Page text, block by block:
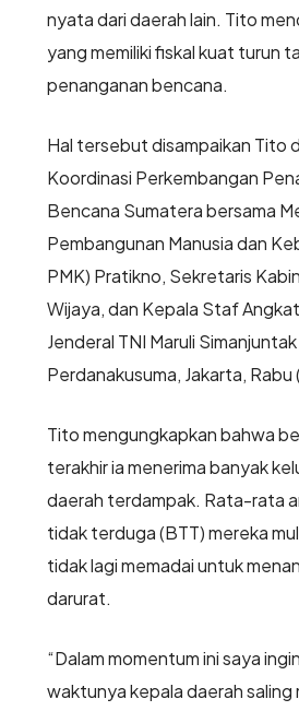
nyata dari daerah lain. Tito
yang memiliki fiskal kuat turun
penanganan bencana.
Hal tersebut disampaikan Tito
Koordinasi Perkembangan
Bencana Sumatera bersama
Pembangunan Manusia dan
PMK) Pratikno, Sekretaris
Wijaya, dan Kepala Staf
Jenderal TNI Maruli
Perdanakusuma, Jakarta,
Tito mengungkapkan bahwa
terakhir ia menerima banyak
daerah terdampak. Rata-rata
tidak terduga (BTT) mereka
tidak lagi memadai untuk
darurat.
“Dalam momentum ini saya
waktunya kepala daerah saling